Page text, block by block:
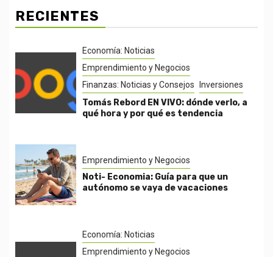
RECIENTES
Economía: Noticias
Emprendimiento y Negocios
Finanzas: Noticias y Consejos
Inversiones
Tomás Rebord EN VIVO: dónde verlo, a
qué hora y por qué es tendencia
Emprendimiento y Negocios
Noti- Economia: Guía para que un
autónomo se vaya de vacaciones
Economía: Noticias
Emprendimiento y Negocios